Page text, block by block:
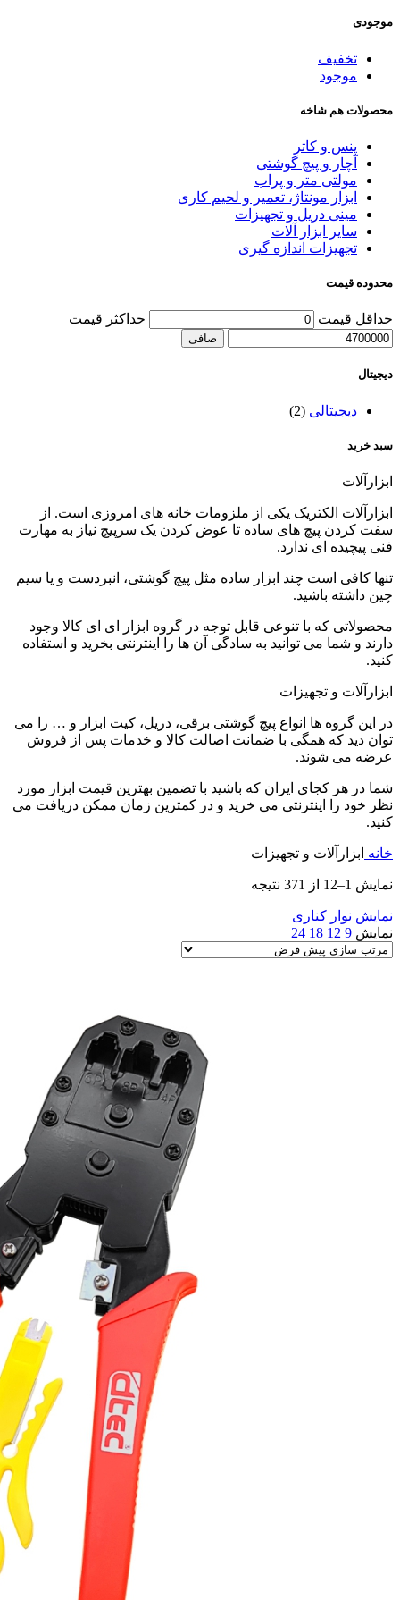
موجودی
تخفیف
موجود
محصولات هم شاخه
پنس و کاتر
آچار و پیچ گوشتی
مولتی متر و پراب
ابزار مونتاژ، تعمیر و لحیم کاری
مینی دریل و تجهیزات
سایر ابزار آلات
تجهیزات اندازه گیری
محدوده قیمت
حداقل قیمت حداكثر قيمت
صافی
دیجیتال
دیجیتالی (2)
سبد خرید
ابزارآلات
ابزارآلات الکتریک یکی از ملزومات خانه های امروزی است. از
سفت کردن پیچ های ساده تا عوض کردن یک سرپیچ نیاز به مهارت
فنی پیچیده ای ندارد.
تنها کافی است چند ابزار ساده مثل پیچ گوشتی، انبردست و یا سیم
چین داشته باشید.
محصولاتی که با تنوعی قابل توجه در گروه ابزار ای ای کالا وجود
دارند و شما می توانید به سادگی آن ها را اینترنتی بخرید و استفاده
کنید.
ابزارآلات و تجهیزات
در این گروه ها انواع پیچ گوشتی برقی، دریل، کیت ابزار و … را می
توان دید که همگی با ضمانت اصالت کالا و خدمات پس از فروش
عرضه می شوند.
شما در هر کجای ایران که باشید با تضمین بهترین قیمت ابزار مورد
نظر خود را اینترنتی می خرید و در کمترین زمان ممکن دریافت می
کنید.
خانه ابزارآلات و تجهیزات
نمایش 1–12 از 371 نتیجه
نمایش نوار کناری
نمایش 9
12
18
24